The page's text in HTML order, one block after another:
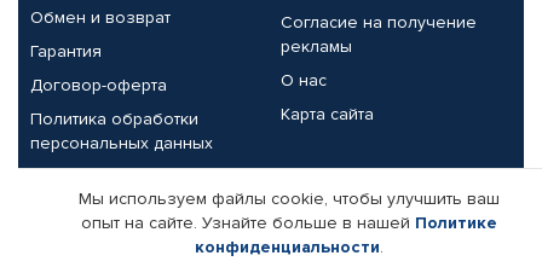
Обмен и возврат
Гарантия
Договор-оферта
Политика обработки
персональных данных
Согласие на получение
рекламы
О нас
Карта сайта
Партнерам
Корпоративным клиентам
Реквизиты компании
Мы используем файлы cookie, чтобы улучшить ваш
опыт на сайте. Узнайте больше в нашей Политике
конфиденциальности.